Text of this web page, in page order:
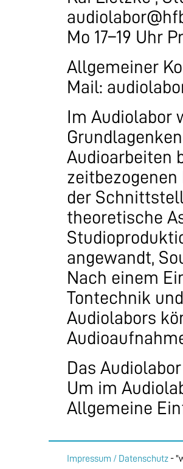
Mo 17–19 Uhr
Allgemeiner
Mail:
Im Audiolabor
Audioarbeiten
der
theoretische
angewandt,
Nach einem
Tontechnik
Audiolabors
Das
Um im
Allgemeine
Impressum / Datenschutz -